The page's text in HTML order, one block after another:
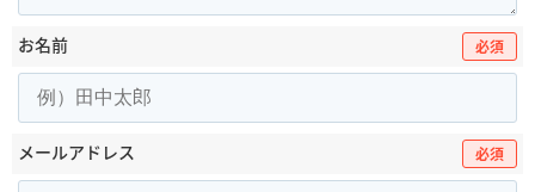
お名前 必須
メールアドレス 必須